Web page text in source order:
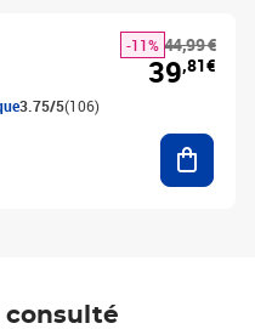
3.75/5(106)
44,99 €
-11%
39,81€
consulté